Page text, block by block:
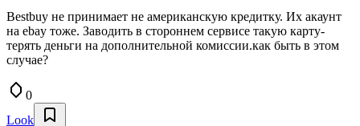
Bestbuy не принимает не американскую кредитку. Их акаунт
на ebay тоже. Заводить в стороннем сервисе такую карту-
терять деньги на дополнительной комиссии.как быть в этом
случае?
0
Look